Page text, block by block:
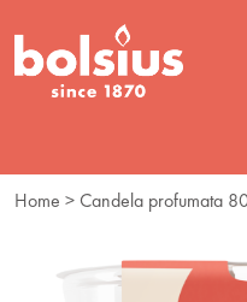
Home > Candela profumata